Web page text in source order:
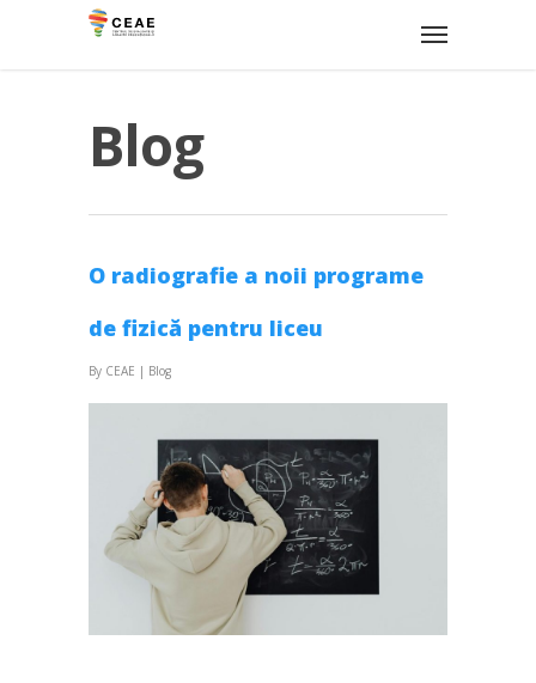
Blog
O radiografie a noii programe
de fizică pentru liceu
By CEAE | Blog